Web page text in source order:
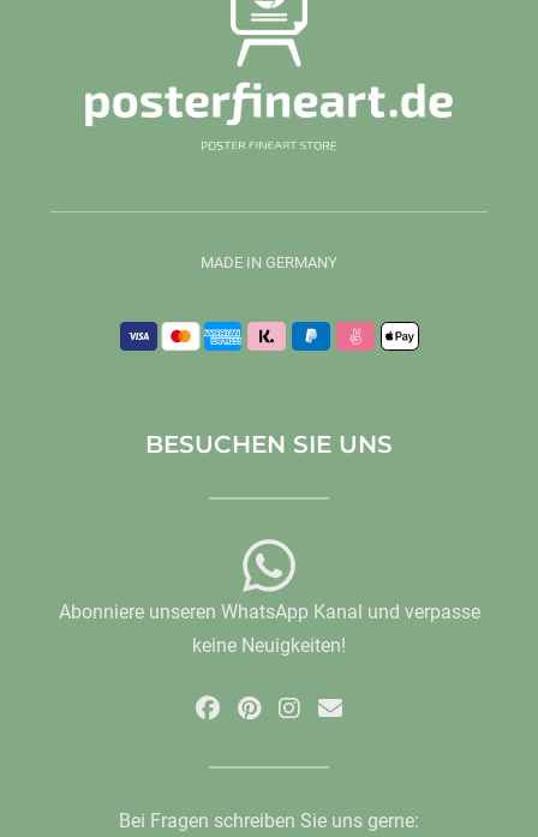
MADE IN GERMANY
BESUCHEN SIE UNS
Abonniere unseren WhatsApp Kanal und verpasse
keine Neuigkeiten!
Bei Fragen schreiben Sie uns gerne: